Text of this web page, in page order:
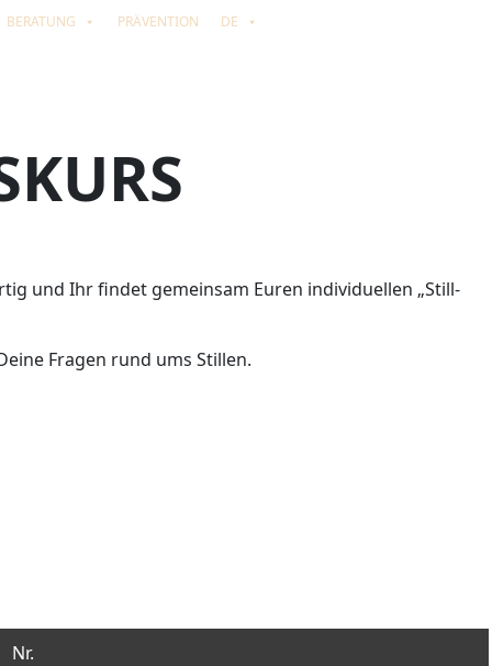
BERATUNG PRÄVENTION DE
und Ihr findet gemeinsam Euren individuellen „Still-
Fragen rund ums Stillen.
Nr.